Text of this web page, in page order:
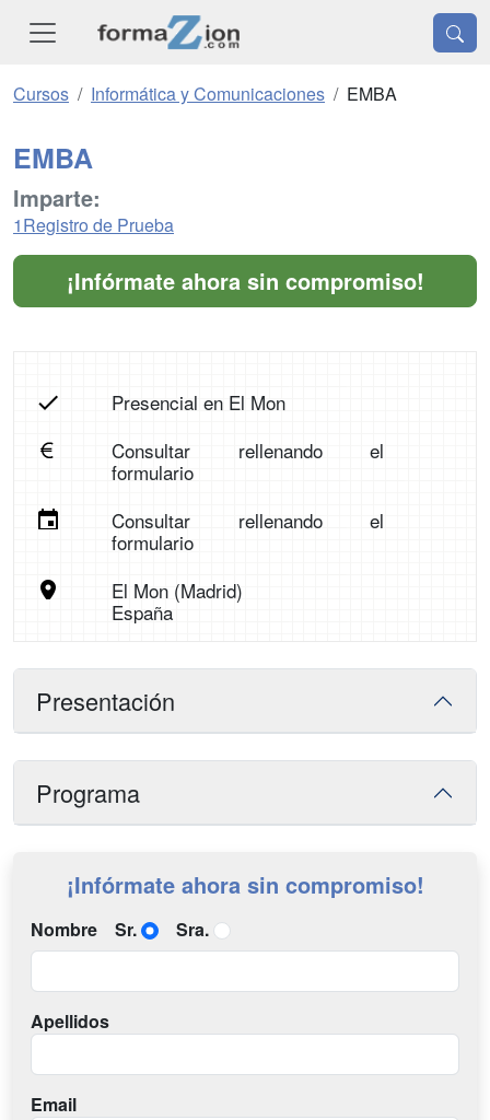
Cursos Informática y Comunicaciones EMBA
EMBA
Imparte:
1Registro de Prueba
¡Infórmate ahora sin compromiso!
Presencial en El Mon
Consultar rellenando el
formulario
Consultar rellenando el
formulario
El Mon (Madrid)
España
Presentación
Programa
¡Infórmate ahora sin compromiso!
Nombre Sr. Sra.
Apellidos
Email